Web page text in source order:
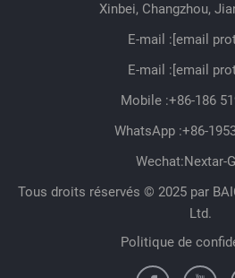
Xinbei, Changzhou,
E-mail :[email
E-mail :[email
Mobile :+86-186
WhatsApp :+86-
Wechat:Nextar-
Tous droits réservés © 2025 par
Ltd.
Politique de